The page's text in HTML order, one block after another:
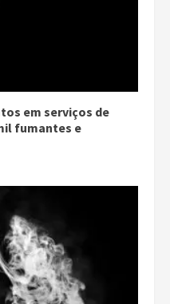
em serviços de
fumantes e